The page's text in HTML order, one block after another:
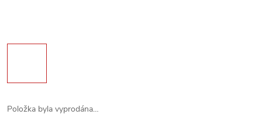
Položka byla vyprodána…